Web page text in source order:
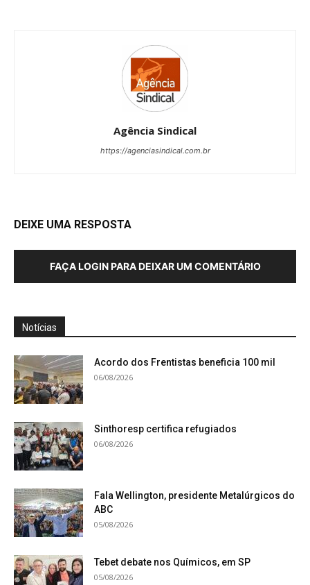
Agência Sindical
https://agenciasindical.com.br
DEIXE UMA RESPOSTA
FAÇA LOGIN PARA DEIXAR UM COMENTÁRIO
Notícias
Acordo dos Frentistas beneficia 100 mil
06/08/2026
Sinthoresp certifica refugiados
06/08/2026
Fala Wellington, presidente Metalúrgicos do
ABC
05/08/2026
Tebet debate nos Químicos, em SP
05/08/2026